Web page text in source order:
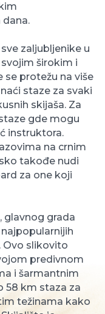
zaljubljenike u
širokim i
protežu na više
staze za svaki
skijaša. Za
gde mogu
instruktora.
na crnim
takođe nudi
za one koji
glavnog grada
Ovo slikovito
predivnom
i šarmantnim
58 km staza za
težinama kako